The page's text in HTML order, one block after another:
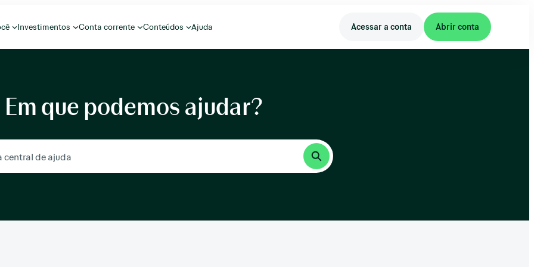
Investimentos Conta corrente Conteúdos Ajuda Acessar a conta Abrir conta
Em que podemos ajudar?